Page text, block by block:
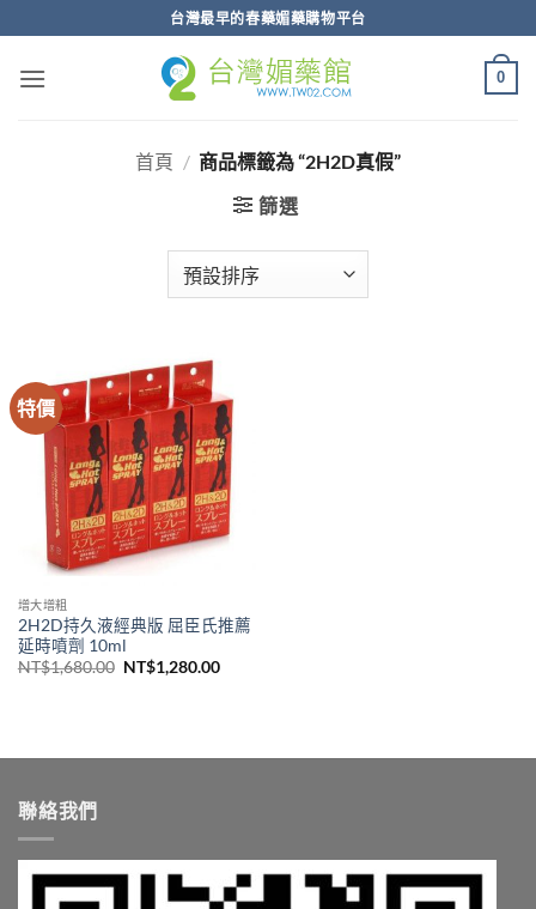
轉
台灣最早的春藥媚藥購物平台
0
首頁 / 商品標籤為 “2H2D真假”
篩選
特價
增大增粗
2H2D持久液經典版 屈臣氏推薦
延時噴劑 10ml
NT$1,680.00 原
NT$1,280.00目
聯絡我們